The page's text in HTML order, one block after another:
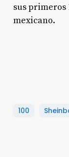
sus primeros
mexicano.
100